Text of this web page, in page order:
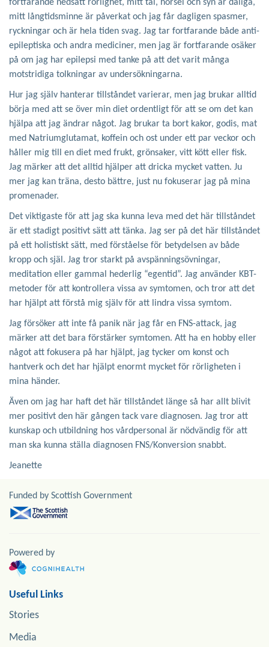
fortfarande nedsatt rörlighet, mitt tal, hörsel och syn är dåliga,
mitt långtidsminne är påverkat och jag får dagligen spasmer,
ryckningar och är hela tiden svag. Jag tar fortfarande både anti-
epileptiska och andra mediciner, men jag är fortfarande osäker
på om jag har epilepsi med tanke på att det varit många
motstridiga tolkningar av undersökningarna.
Hur jag själv hanterar tillståndet varierar, men jag brukar alltid
börja med att se över min diet ordentligt för att se om det kan
hjälpa att jag ändrar något. Jag brukar ta bort kakor, godis, mat
med Natriumglutamat, koffein och ost under ett par veckor och
håller mig till en diet med frukt, grönsaker, vitt kött eller fisk.
Jag märker att det alltid hjälper att dricka mycket vatten. Ju
mer jag kan träna, desto bättre, just nu fokuserar jag på mina
promenader.
Det viktigaste för att jag ska kunna leva med det här tillståndet
är ett stadigt positivt sätt att tänka. Jag ser på det här tillståndet
på ett holistiskt sätt, med förståelse för betydelsen av både
kropp och själ. Jag tror starkt på avspänningsövningar,
meditation eller gammal hederlig “egentid”. Jag använder KBT-
metoder för att kontrollera vissa av symtomen, och tror att det
har hjälpt att förstå mig själv för att lindra vissa symtom.
Jag försöker att inte få panik när jag får en FNS-attack, jag
märker att det bara förstärker symtomen. Att ha en hobby eller
något att fokusera på har hjälpt, jag tycker om konst och
hantverk och det har hjälpt enormt mycket för rörligheten i
mina händer.
Även om jag har haft det här tillståndet länge så har allt blivit
mer positivt den här gången tack vare diagnosen. Jag tror att
kunskap och utbildning hos vårdpersonal är nödvändig för att
man ska kunna ställa diagnosen FNS/Konversion snabbt.
Jeanette
Funded by Scottish Government
Powered by
Useful Links
Stories
Media